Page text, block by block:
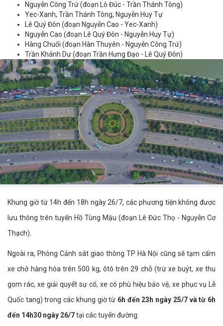
Nguyễn Công Trứ (đoạn Lò Đúc - Trần Thánh Tông)
Yec-Xanh, Trần Thánh Tông, Nguyễn Huy Tự
Lê Quý Đôn (đoạn Nguyễn Cao - Yec-Xanh)
Nguyễn Cao (đoạn Lê Quý Đôn - Nguyễn Huy Tự)
Hàng Chuối (đoạn Hàn Thuyên - Nguyễn Công Trứ)
Trần Khánh Dư (đoạn Trần Hưng Đạo - Lê Quý Đôn)
Khung giờ từ 14h đến 18h ngày 26/7, các phương tiện không được
lưu thông trên tuyến Hồ Tùng Mậu (đoạn Lê Đức Thọ - Nguyễn Cơ
Thạch).
Ngoài ra, Phòng Cảnh sát giao thông TP Hà Nội cũng sẽ tạm cấm
xe chở hàng hóa trên 500 kg, ôtô trên 29 chỗ (trừ xe buýt, xe thu
gom rác, xe giải quyết sự cố, xe có phù hiệu bảo vệ, xe phục vụ Lễ
Quốc tang) trong các khung giờ từ 6h đến 23h ngày 25/7 và từ 6h
đến 14h30 ngày 26/7tại các tuyến đường: